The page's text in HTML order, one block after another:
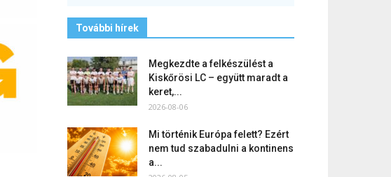
További hírek
Megkezdte a felkészülést a
Kiskőrösi LC – együtt maradt a
keret,...
2026-08-06
Mi történik Európa felett? Ezért
nem tud szabadulni a kontinens
a...